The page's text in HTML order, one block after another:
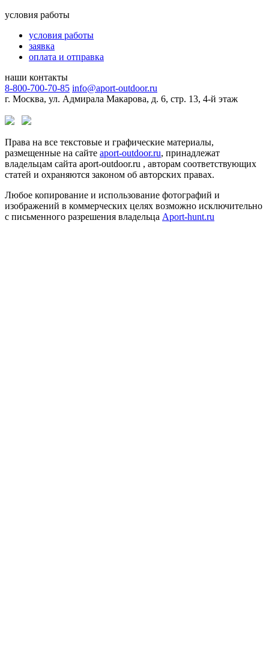
условия работы
условия работы
заявка
оплата и отправка
наши контакты
8-800-700-70-85 info@aport-outdoor.ru
г. Москва, ул. Адмирала Макарова, д. 6, стр. 13, 4-й этаж
Права на все текстовые и графические материалы,
размещенные на сайте aport-outdoor.ru, принадлежат
владельцам сайта aport-outdoor.ru , авторам соответствующих
статей и охраняются законом об авторских правах.
Любое копирование и использование фотографий и
изображений в коммерческих целях возможно исключительно
с письменного разрешения владельца Aport-hunt.ru